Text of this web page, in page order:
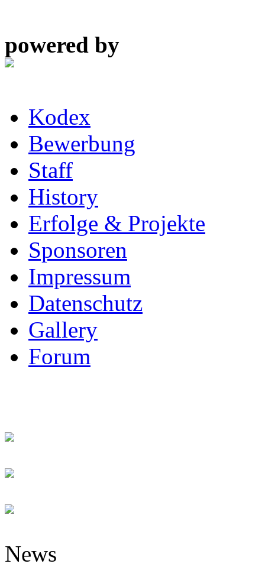
powered by
Kodex
Bewerbung
Staff
History
Erfolge & Projekte
Sponsoren
Impressum
Datenschutz
Gallery
Forum
News